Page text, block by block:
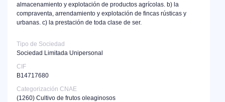
almacenamiento y explotación de productos agrícolas. b) la
compraventa, arrendamiento y explotación de fincas rústicas y
urbanas. c) la prestación de toda clase de ser.
Tipo de Sociedad
Sociedad Limitada Unipersonal
CIF
B14717680
Categorización CNAE
(1260) Cultivo de frutos oleaginosos